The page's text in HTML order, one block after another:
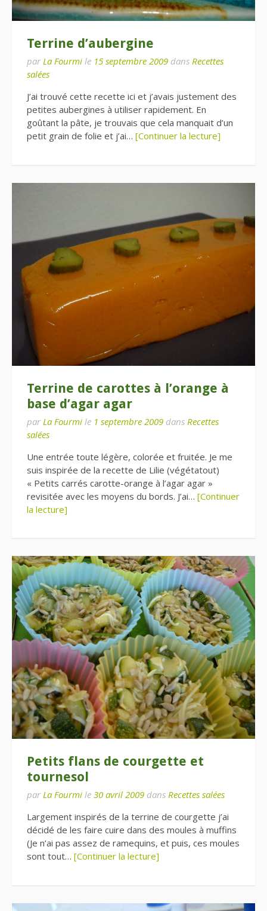
Terrine d’aubergine
par La Fourmi le 15 septembre 2009 dans Recettes
salées
J’ai trouvé cette recette ici et j’avais justement des
petites aubergines à utiliser rapidement. En
goûtant la pâte, je trouvais que cela manquait d’un
petit grain de folie et j’ai… [Continuer la lecture]
Terrine de carottes à l’orange à
base d’agar agar
par La Fourmi le 1 septembre 2009 dans Recettes
salées
Une entrée toute légère, colorée et fruitée. Je me
suis inspirée de la recette de Lilie (végétatout)
« Petits carrés carotte-orange à l’agar agar »
revisitée avec les moyens du bords. J’ai… [Continuer
la lecture]
Petits flans de courgette et
tournesol
par La Fourmi le 30 avril 2009 dans Recettes salées
Largement inspirés de la terrine de courgette j’ai
décidé de les faire cuire dans des moules à muffins
(Je n’ai pas assez de ramequins, et puis, ces moules
sont tout… [Continuer la lecture]